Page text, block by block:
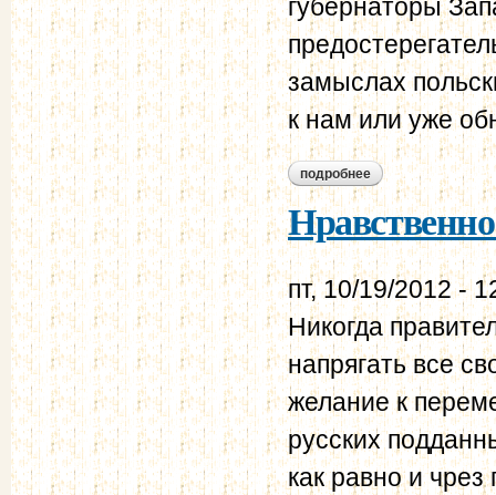
губернаторы
замыслах
к нам или уже
подробнее о нравственно-
пт, 10/19/2012 -
Никогда
напрягать все
желание к
русских
как равно и